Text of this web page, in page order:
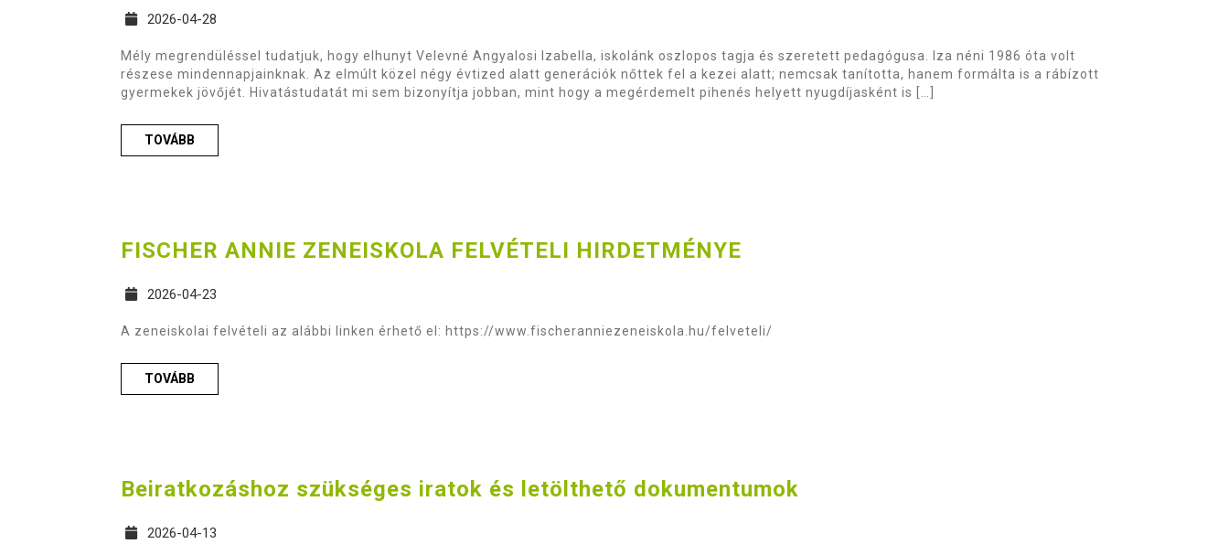
2026-04-28
Mély megrendüléssel tudatjuk, hogy elhunyt Velevné Angyalosi Izabella, iskolánk oszlopos tagja és szeretett pedagógusa. Iza néni 1986 óta volt
részese mindennapjainknak. Az elmúlt közel négy évtized alatt generációk nőttek fel a kezei alatt; nemcsak tanította, hanem formálta is a rábízott
gyermekek jövőjét. Hivatástudatát mi sem bizonyítja jobban, mint hogy a megérdemelt pihenés helyett nyugdíjasként is […]
TOVÁBB
FISCHER ANNIE ZENEISKOLA FELVÉTELI HIRDETMÉNYE
2026-04-23
A zeneiskolai felvételi az alábbi linken érhető el: https://www.fischeranniezeneiskola.hu/felveteli/
TOVÁBB
Beiratkozáshoz szükséges iratok és letölthető dokumentumok
2026-04-13